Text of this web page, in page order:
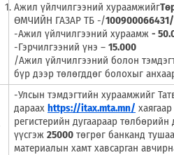
Ажил үйлчилгээний хураамжийг
ӨМЧИЙН ГАЗАР ТБ -/
-Ажил үйлчилгээний хураамж -
-Гэрчилгээний үнэ – 15.000
/Ажил үйлчилгээний болон
бүр дээр төлөгддөг болохыг
-Улсын тэмдэгтийн хураамжийг
дараах https://itax.mta.mn/
регистерийн дугаараар төлбөрийн
үүсгэж 25000 төгрөг банканд
материалын хамт хавсарган